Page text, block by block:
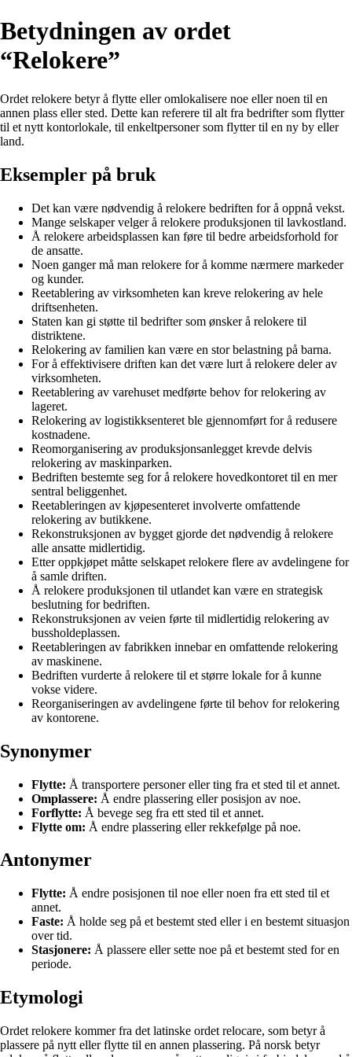
Betydningen av ordet
“Relokere”
Ordet relokere betyr å flytte eller omlokalisere noe eller noen til en
annen plass eller sted. Dette kan referere til alt fra bedrifter som flytter
til et nytt kontorlokale, til enkeltpersoner som flytter til en ny by eller
land.
Eksempler på bruk
Det kan være nødvendig å relokere bedriften for å oppnå vekst.
Mange selskaper velger å relokere produksjonen til lavkostland.
Å relokere arbeidsplassen kan føre til bedre arbeidsforhold for
de ansatte.
Noen ganger må man relokere for å komme nærmere markeder
og kunder.
Reetablering av virksomheten kan kreve relokering av hele
driftsenheten.
Staten kan gi støtte til bedrifter som ønsker å relokere til
distriktene.
Relokering av familien kan være en stor belastning på barna.
For å effektivisere driften kan det være lurt å relokere deler av
virksomheten.
Reetablering av varehuset medførte behov for relokering av
lageret.
Relokering av logistikksenteret ble gjennomført for å redusere
kostnadene.
Reomorganisering av produksjonsanlegget krevde delvis
relokering av maskinparken.
Bedriften bestemte seg for å relokere hovedkontoret til en mer
sentral beliggenhet.
Reetableringen av kjøpesenteret involverte omfattende
relokering av butikkene.
Rekonstruksjonen av bygget gjorde det nødvendig å relokere
alle ansatte midlertidig.
Etter oppkjøpet måtte selskapet relokere flere av avdelingene for
å samle driften.
Å relokere produksjonen til utlandet kan være en strategisk
beslutning for bedriften.
Rekonstruksjonen av veien førte til midlertidig relokering av
bussholdeplassen.
Reetableringen av fabrikken innebar en omfattende relokering
av maskinene.
Bedriften vurderte å relokere til et større lokale for å kunne
vokse videre.
Reorganiseringen av avdelingene førte til behov for relokering
av kontorene.
Synonymer
Flytte: Å transportere personer eller ting fra et sted til et annet.
Omplassere: Å endre plassering eller posisjon av noe.
Forflytte: Å bevege seg fra ett sted til et annet.
Flytte om: Å endre plassering eller rekkefølge på noe.
Antonymer
Flytte: Å endre posisjonen til noe eller noen fra ett sted til et
annet.
Faste: Å holde seg på et bestemt sted eller i en bestemt situasjon
over tid.
Stasjonere: Å plassere eller sette noe på et bestemt sted for en
periode.
Etymologi
Ordet relokere kommer fra det latinske ordet relocare, som betyr å
plassere på nytt eller flytte til en annen plassering. På norsk betyr